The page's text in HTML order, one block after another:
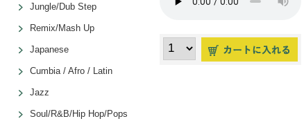
Jungle/Dub Step
Remix/Mash Up
Japanese
Cumbia / Afro / Latin
Jazz
Soul/R&B/Hip Hop/Pops